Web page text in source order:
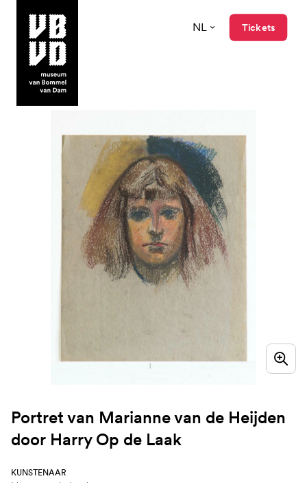
museum van Bommel van Dam
NL Tickets
Portret van Marianne van de Heijden
door Harry Op de Laak
KUNSTENAAR